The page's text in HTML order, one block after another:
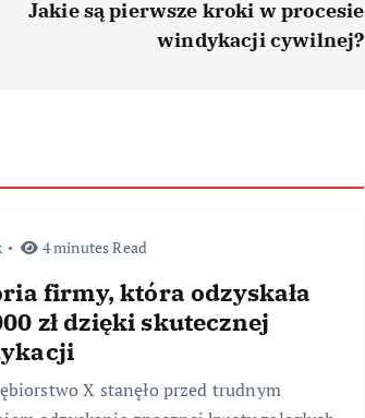
Jakie są pierwsze kroki w procesie
windykacji cywilnej?
4 minutes Read
firmy, która odzyskała
zł dzięki skutecznej
X stanęło przed trudnym